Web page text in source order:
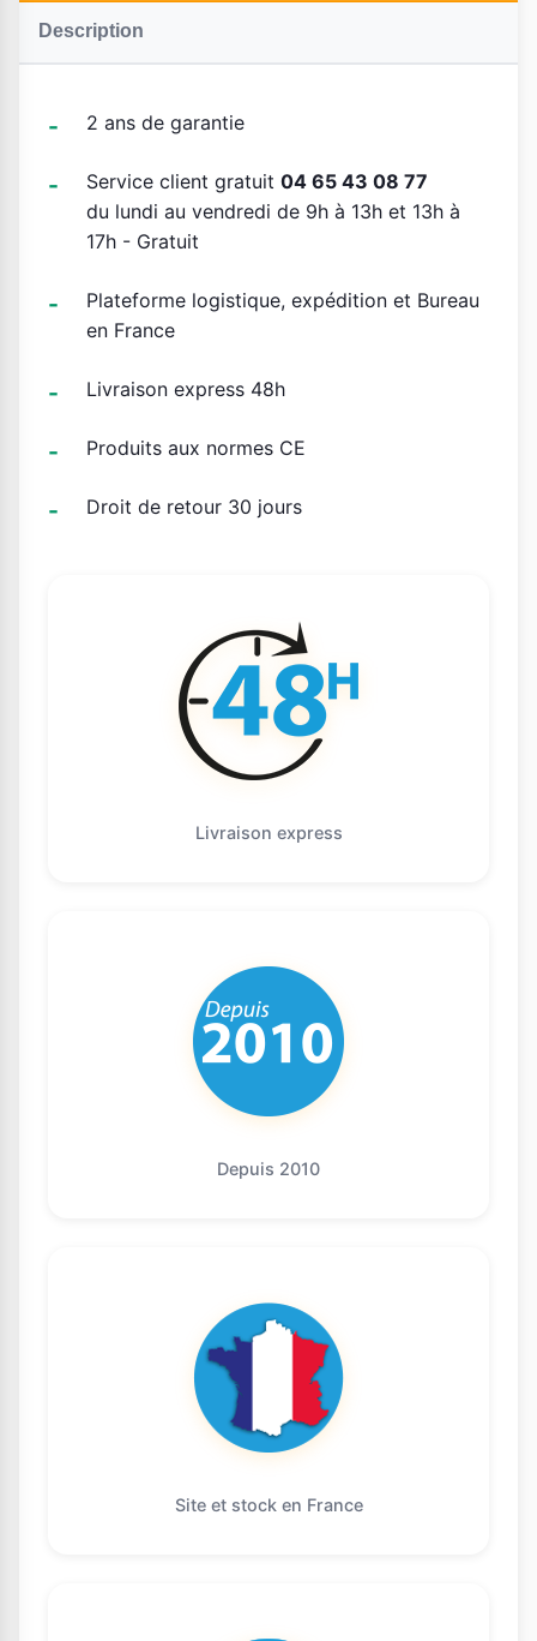
Description
2 ans de garantie
Service client gratuit 04 65 43 08 77
du lundi au vendredi de 9h à 13h et 13h à
17h - Gratuit
Plateforme logistique, expédition et Bureau
en France
Livraison express 48h
Produits aux normes CE
Droit de retour 30 jours
Livraison express
Depuis 2010
Site et stock en France